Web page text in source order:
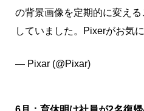
の背景画像を定期的に変え
していました。Pixerがお気に
— Pixar (@Pixar)